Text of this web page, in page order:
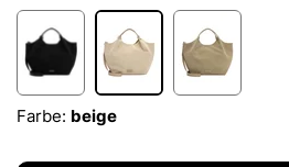
Farbe: beige